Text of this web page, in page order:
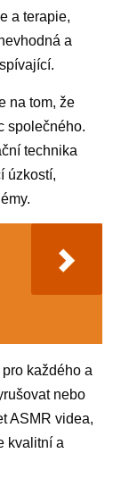
a terapie,
a
na tom, že
společného.
technika
úzkostí,
každého a
nebo
ASMR videa,
kvalitní a